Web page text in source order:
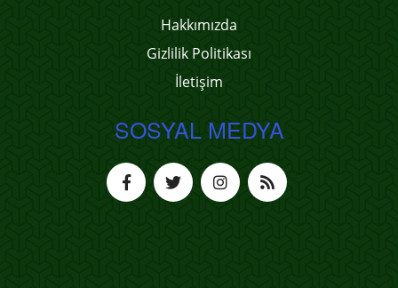
Hakkımızda
Gizlilik Politikası
İletişim
SOSYAL MEDYA